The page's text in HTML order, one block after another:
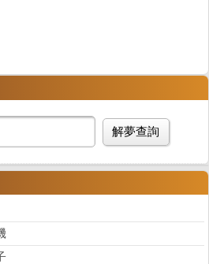
解夢查詢